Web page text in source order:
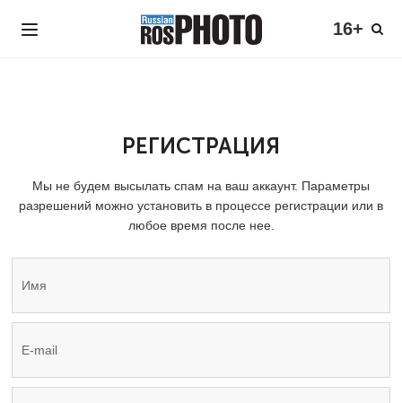
16+
РЕГИСТРАЦИЯ
Мы не будем высылать спам на ваш аккаунт. Параметры
разрешений можно установить в процессе регистрации или в
любое время после нее.